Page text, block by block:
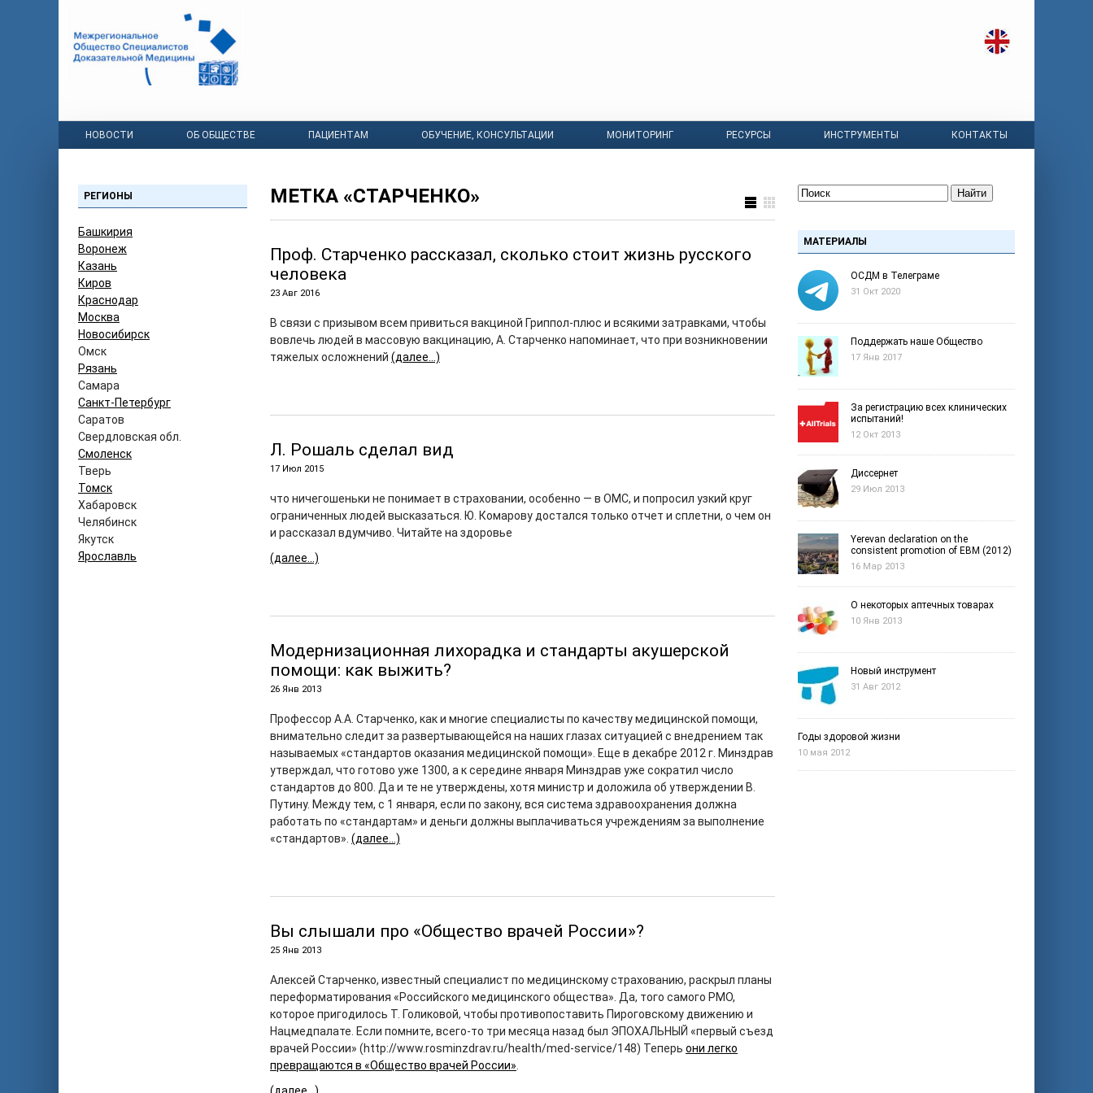
НОВОСТИ ОБ ОБЩЕСТВЕ ПАЦИЕНТАМ ОБУЧЕНИЕ, КОНСУЛЬТАЦИИ МОНИТОРИНГ РЕСУРСЫ ИНСТРУМЕНТЫ КОНТАКТЫ
РЕГИОНЫ
Башкирия
Воронеж
Казань
Киров
Краснодар
Москва
Новосибирск
Омск
Рязань
Самара
Санкт-Петербург
Саратов
Свердловская обл.
Смоленск
Тверь
Томск
Хабаровск
Челябинск
Якутск
Ярославль
МЕТКА «СТАРЧЕНКО»
Проф. Старченко рассказал, сколько стоит жизнь русского
человека
23 Авг 2016
В связи с призывом всем привиться вакциной Гриппол-плюс и всякими затравками, чтобы
вовлечь людей в массовую вакцинацию, А. Старченко напоминает, что при возникновении
тяжелых осложнений (далее…)
Л. Рошаль сделал вид
17 Июл 2015
что ничегошеньки не понимает в страховании, особенно — в ОМС, и попросил узкий круг
ограниченных людей высказаться. Ю. Комарову достался только отчет и сплетни, о чем он
и рассказал вдумчиво. Читайте на здоровье
(далее…)
Модернизационная лихорадка и стандарты акушерской
помощи: как выжить?
26 Янв 2013
Профессор А.А. Старченко, как и многие специалисты по качеству медицинской помощи,
внимательно следит за развертывающейся на наших глазах ситуацией с внедрением так
называемых «стандартов оказания медицинской помощи». Еще в декабре 2012 г. Минздрав
утверждал, что готово уже 1300, а к середине января Минздрав уже сократил число
стандартов до 800. Да и те не утверждены, хотя министр и доложила об утверждении В.
Путину. Между тем, с 1 января, если по закону, вся система здравоохранения должна
работать по «стандартам» и деньги должны выплачиваться учреждениям за выполнение
«стандартов». (далее…)
Вы слышали про «Общество врачей России»?
25 Янв 2013
Алексей Старченко, известный специалист по медицинскому страхованию, раскрыл планы
переформатирования «Российского медицинского общества». Да, того самого РМО,
которое пригодилось Т. Голиковой, чтобы противопоставить Пироговскому движению и
Нацмедпалате. Если помните, всего-то три месяца назад был ЭПОХАЛЬНЫЙ «первый съезд
врачей России» (http://www.rosminzdrav.ru/health/med-service/148) Теперь они легко
превращаются в «Общество врачей России»
Найти
МАТЕРИАЛЫ
ОСДМ в Телеграме
31 Окт 2020
Поддержать наше Общество
17 Янв 2017
За регистрацию всех клинических
испытаний!
12 Окт 2013
Диссернет
29 Июл 2013
Yerevan declaration on the
consistent promotion of EBM (2012)
16 Мар 2013
О некоторых аптечных товарах
10 Янв 2013
Новый инструмент
31 Авг 2012
Годы здоровой жизни
10 мая 2012